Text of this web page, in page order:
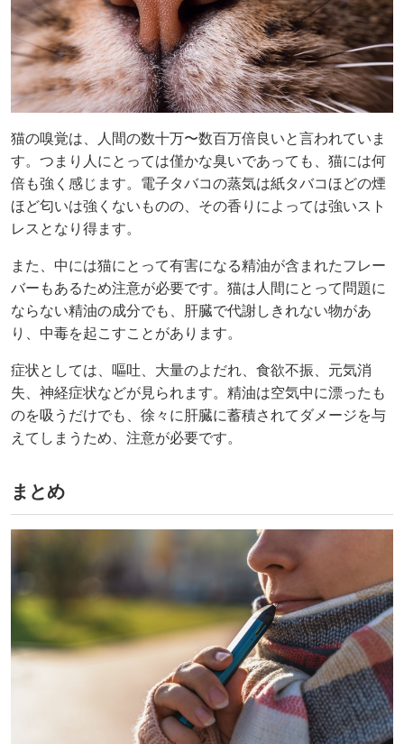
猫の嗅覚は、人間の数十万〜数百万倍良いと言われていま
す。つまり人にとっては僅かな臭いであっても、猫には何
倍も強く感じます。電子タバコの蒸気は紙タバコほどの煙
ほど匂いは強くないものの、その香りによっては強いスト
レスとなり得ます。
また、中には猫にとって有害になる精油が含まれたフレー
バーもあるため注意が必要です。猫は人間にとって問題に
ならない精油の成分でも、肝臓で代謝しきれない物があ
り、中毒を起こすことがあります。
症状としては、嘔吐、大量のよだれ、食欲不振、元気消
失、神経症状などが見られます。精油は空気中に漂ったも
のを吸うだけでも、徐々に肝臓に蓄積されてダメージを与
えてしまうため、注意が必要です。
︎まとめ